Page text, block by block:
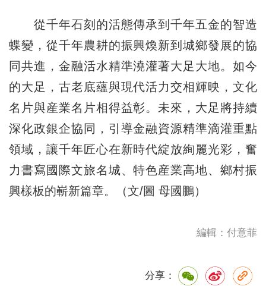
從千年石刻的活態傳承到千年五金的智造
蝶變，從千年農耕的振興煥新到城鄉發展的協
同共進，金融活水精準澆灌著大足大地。如今
的大足，古老底蘊與現代活力交相輝映，文化
名片與産業名片相得益彰。未來，大足將持續
深化政銀企協同，引導金融資源精準滴灌重點
領域，讓千年匠心在新時代綻放絢麗光彩，奮
力書寫國際文旅名城、特色産業高地、鄉村振
興樣板的嶄新篇章。（文/圖 母國鵬）
編輯：付意菲
分享：